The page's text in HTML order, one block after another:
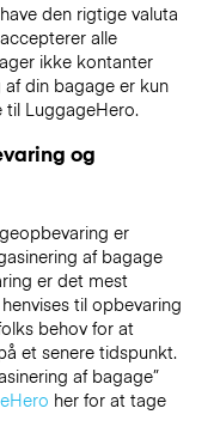
den rigtige valuta
alle
ikke kontanter
din bagage er kun
til LuggageHero.
og
er
af bagage
er det mest
til opbevaring
behov for at
et senere tidspunkt.
af bagage”
her for at tage